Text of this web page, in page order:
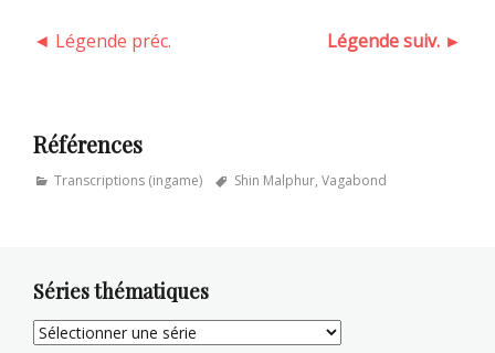
◄ Légende préc. Légende suiv. ►
Références
Categories
Transcriptions (ingame) TagsShin Malphur, Vagabond
Séries thématiques